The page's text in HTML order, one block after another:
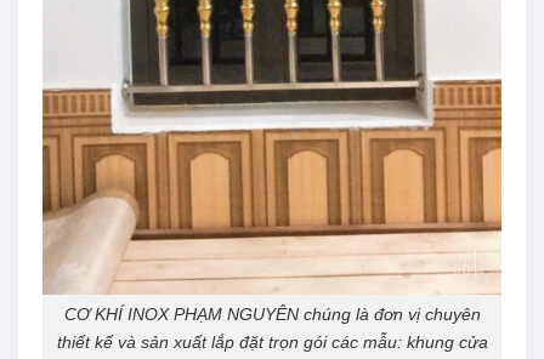
CƠ KHÍ INOX PHẠM NGUYÊN chúng là đơn vị chuyên
thiết kế và sản xuất lắp đặt trọn gói các mẫu: khung cửa